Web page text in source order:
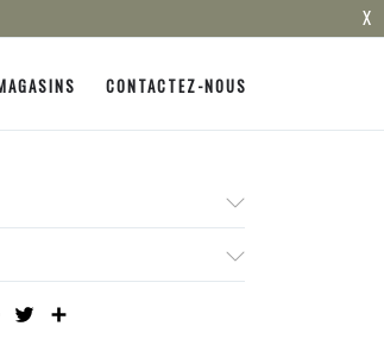
X
CONTACTEZ-NOUS
Pinterest
Twitter